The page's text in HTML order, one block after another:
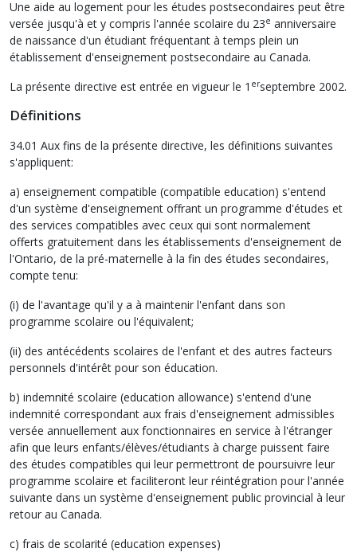
Une aide au logement pour les études postsecondaires peut être
versée jusqu'à et y compris l'année scolaire du 23e anniversaire
de naissance d'un étudiant fréquentant à temps plein un
établissement d'enseignement postsecondaire au Canada.
La présente directive est entrée en vigueur le 1 erseptembre 2002.
Définitions
34.01 Aux fins de la présente directive, les définitions suivantes
s'appliquent:
a) enseignement compatible (compatible education) s'entend
d'un système d'enseignement offrant un programme d'études et
des services compatibles avec ceux qui sont normalement
offerts gratuitement dans les établissements d'enseignement de
l'Ontario, de la pré-maternelle à la fin des études secondaires,
compte tenu:
(i) de l'avantage qu'il y a à maintenir l'enfant dans son
programme scolaire ou l'équivalent;
(ii) des antécédents scolaires de l'enfant et des autres facteurs
personnels d'intérêt pour son éducation.
b) indemnité scolaire (education allowance) s'entend d'une
indemnité correspondant aux frais d'enseignement admissibles
versée annuellement aux fonctionnaires en service à l'étranger
afin que leurs enfants/élèves/étudiants à charge puissent faire
des études compatibles qui leur permettront de poursuivre leur
programme scolaire et faciliteront leur réintégration pour l'année
suivante dans un système d'enseignement public provincial à leur
retour au Canada.
c) frais de scolarité (education expenses)